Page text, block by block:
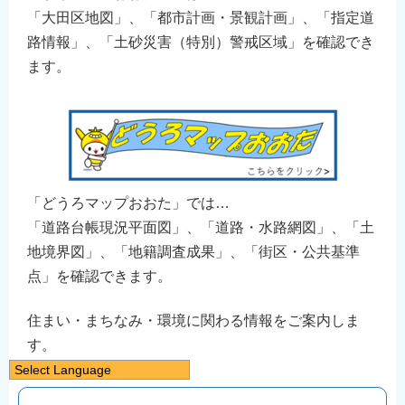
「大田区地図」、「都市計画・景観計画」、「指定道
路情報」、「土砂災害（特別）警戒区域」を確認でき
ます。
「どうろマップおおた」では…
「道路台帳現況平面図」、「道路・水路網図」、「土
地境界図」、「地籍調査成果」、「街区・公共基準
点」を確認できます。
住まい・まちなみ・環境に関わる情報をご案内しま
す。
Select Language
日本語